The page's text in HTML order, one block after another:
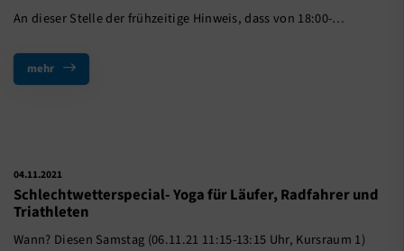
An dieser Stelle der frühzeitige Hinweis, dass von 18:00-…
mehr
04.11.2021
Schlechtwetterspecial- Yoga für Läufer, Radfahrer und
Triathleten
Wann? Diesen Samstag (06.11.21 11:15-13:15 Uhr, Kursraum 1)